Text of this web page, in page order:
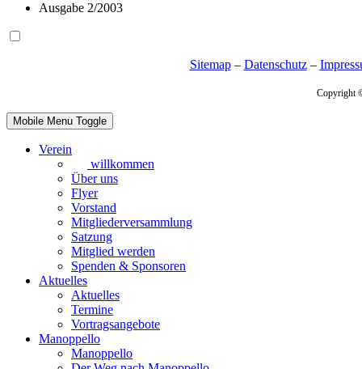
Ausgabe 2/2003
Sitemap– Datenschutz–
Copyright
Mobile Menu Toggle
Verein
willkommen
Über uns
Flyer
Vorstand
Mitgliederversammlung
Satzung
Mitglied werden
Spenden & Sponsoren
Aktuelles
Aktuelles
Termine
Vortragsangebote
Manoppello
Manoppello